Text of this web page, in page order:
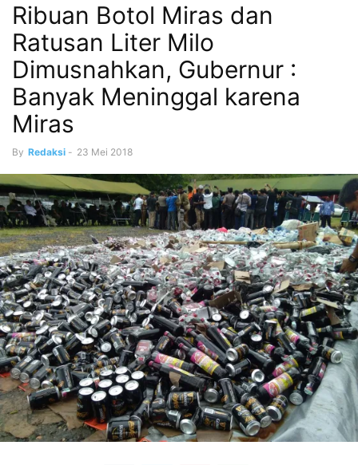
Ribuan Botol Miras dan
Ratusan Liter Milo
Dimusnahkan, Gubernur :
Banyak Meninggal karena
Miras
By Redaksi - 23 Mei 2018